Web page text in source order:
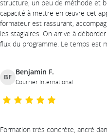
structure, un peu de méthode et
capacité à mettre en œuvre cet
formateur est rassurant,
les stagiaires. On arrive à
flux du programme. Le temps est
BF
Benjamin F.
Courrier International
Formation très concrète, ancré